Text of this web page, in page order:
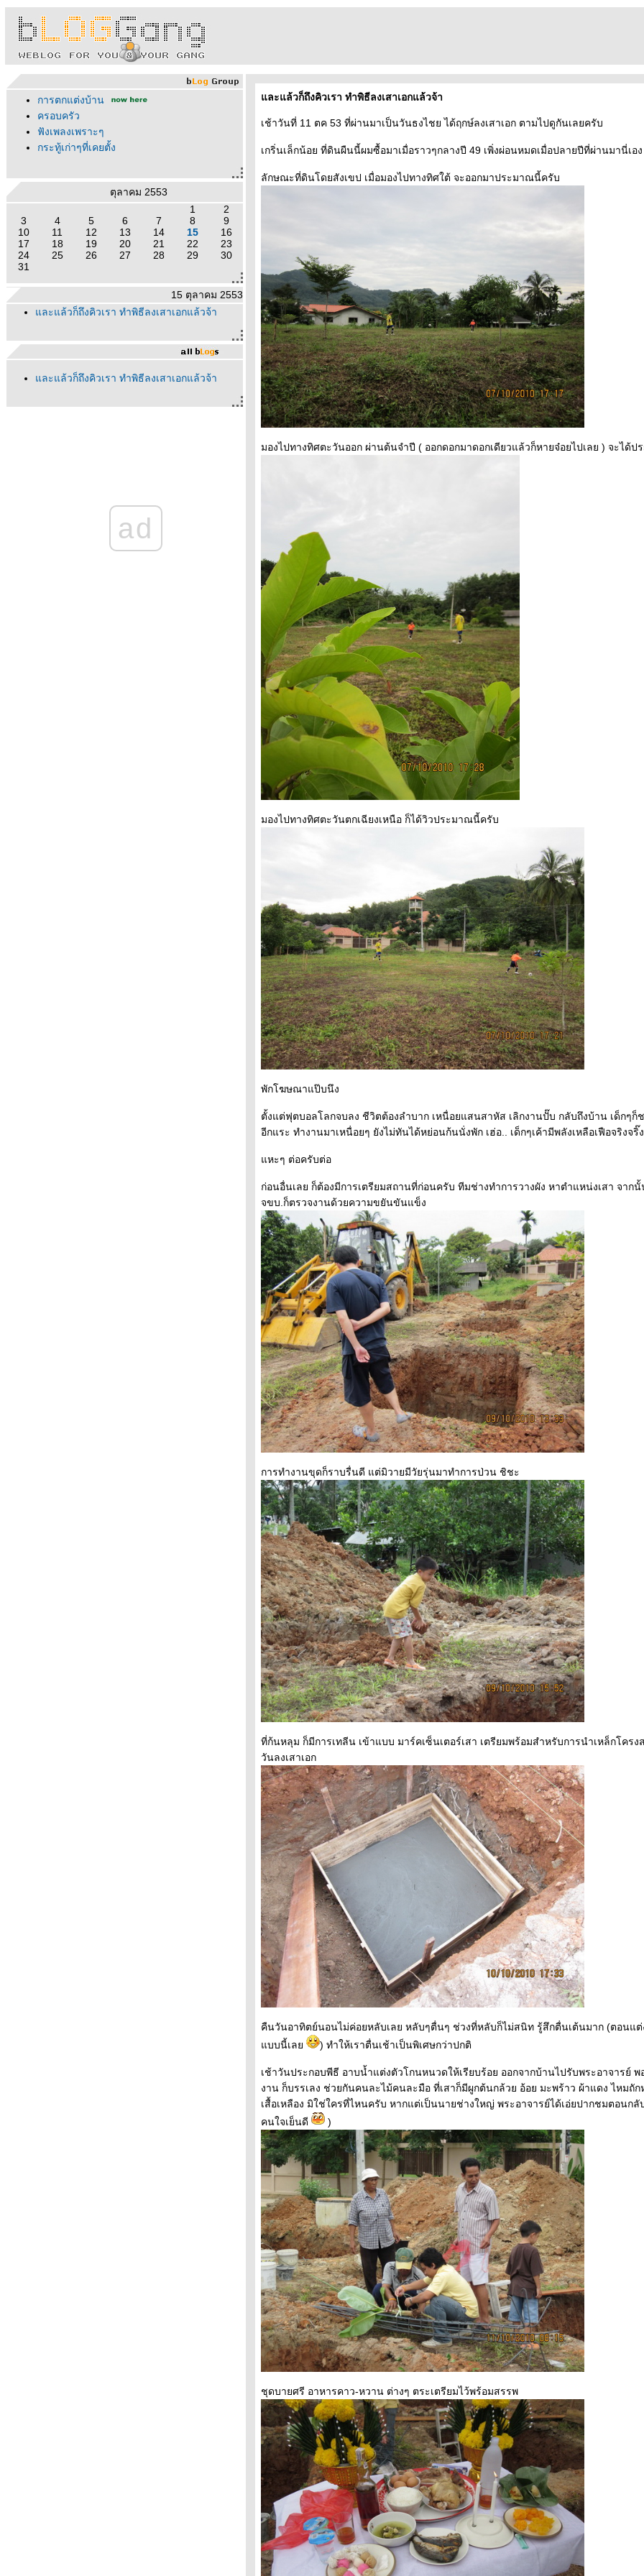
การตกแต่งบ้าน
ครอบครัว
ฟังเพลงเพราะๆ
กระทู้เก่าๆที่เคยตั้ง
ตุลาคม 2553
1
2
3
4 5 6 7 8
9
10
11 12 13 14 15
16
17
18 19 20 21 22
23
24
25 26 27 28 29
30
31
15 ตุลาคม 2553
ละแล้วก็ถึงคิวเรา ทำพิธีลงเสาเอกแล้วจ้า
ละแล้วก็ถึงคิวเรา ทำพิธีลงเสาเอกแล้วจ้า
ad
ละแล้วก็ถึงคิวเรา ทำพิธีลงเสาเอกแล้วจ้า
เช้าวันที่ 11 ตค 53 ที่ผ่านมาเป็นวันธงไชย ได้ฤกษ์ลงเสาเอก ตามไปดูกันเลยครับ
เกริ่นเล็กน้อย ที่ดินผืนนี้ผมซื้อมาเมื่อราวๆกลางปี 49 เพิ่งผ่อนหมดเมื่อปลายปีที่ผ่านมานี่เอง
ลักษณะที่ดินโดยสังเขป เมื่อมองไปทางทิศใต้ จะออกมาประมาณนี้ครับ
มองไปทางทิศตะวันออก ผ่านต้นจำปี ( ออกดอกมาดอกเดียวแล้วก็หายจ๋อยไปเลย ) จะได้
มองไปทางทิศตะวันตกเฉียงเหนือ ก็ได้วิวประมาณนี้ครับ
พักโฆษณาแป๊บนึง
ตั้งแต่ฟุตบอลโลกจบลง ชีวิตต้องลำบาก เหนื่อยแสนสาหัส เลิกงานปั๊บ กลับถึงบ้าน เด็กๆก็
อีกแระ ทำงานมาเหนื่อยๆ ยังไม่ทันได้หย่อนก้นนั่งพัก เฮ่อ.. เด็กๆเค้ามีพลังเหลือเฟือจริงจริ๊ง
หะๆ ต่อครับต่อ
ก่อนอื่นเลย ก็ต้องมีการเตรียมสถานที่ก่อนครับ ทีมช่างทำการวางผัง หาตำแหน่งเสา จาก
จขบ.ก็ตรวจงานด้วยความขยันขันแข็ง
การทำงานขุดก็ราบรื่นดี แต่มิวายมีวัยรุ่นมาทำการป่วน ชิชะ
ที่ก้นหลุม ก็มีการเทลีน เข้าแบบ มาร์คเซ็นเตอร์เสา เตรียมพร้อมสำหรับการนำเหล็กโครง
วันลงเสาเอก
คืนวันอาทิตย์นอนไม่ค่อยหลับเลย หลับๆตื่นๆ ช่วงที่หลับก็ไม่สนิท รู้สึกตื่นเต้นมาก (ตอนแต่
บบนี้เล
) ทำให้เราตื่นเช้าเป็นพิเศษกว่าปกติ
เช้าวันประกอบพีธี อาบน้ำแต่งตัวโกนหนวดให้เรียบร้อย ออกจากบ้านไปรับพระอาจารย์ พ
งาน ก็บรรเลง ช่วยกันคนละไม้คนละมือ ที่เสาก็มีผูกต้นกล้วย อ้อย มะพร้าว ผ้าแดง ไหมถั
เสื้อเหลือง มิใช่ใครที่ไหนครับ หากแต่เป็นนายช่างใหญ่ พระอาจารย์ได้เอ่ยปากชมตอนกลั
คนใจเย็นดี
)
ชุดบายศรี อาหารคาว-หวาน ต่างๆ ตระเตรียมไว้พร้อมสรรพ